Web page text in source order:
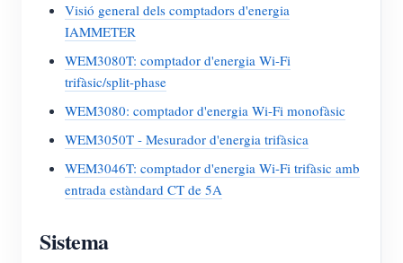
Visió general dels comptadors d'energia
IAMMETER
WEM3080T: comptador d'energia Wi-Fi
trifàsic/split-phase
WEM3080: comptador d'energia Wi-Fi monofàsic
WEM3050T - Mesurador d'energia trifàsica
WEM3046T: comptador d'energia Wi-Fi trifàsic amb
entrada estàndard CT de 5A
Sistema